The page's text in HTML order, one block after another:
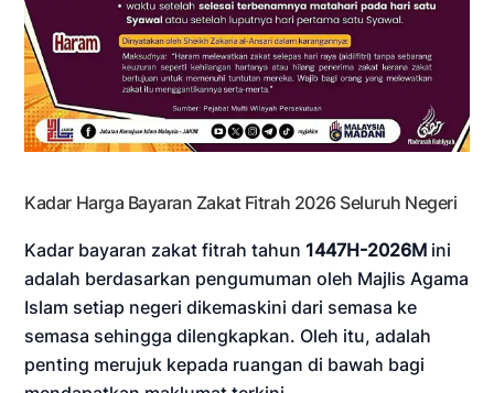
Kadar Harga Bayaran Zakat Fitrah 2026 Seluruh Negeri
Kadar bayaran zakat fitrah tahun 1447H-2026M ini
adalah berdasarkan pengumuman oleh Majlis Agama
Islam setiap negeri dikemaskini dari semasa ke
semasa sehingga dilengkapkan. Oleh itu, adalah
penting merujuk kepada ruangan di bawah bagi